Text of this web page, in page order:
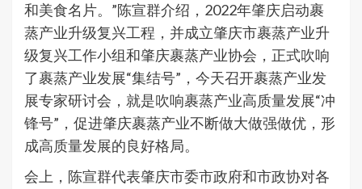
和美食名片。”陈宣群介绍，2022年肇庆启动裹
蒸产业升级复兴工程，并成立肇庆市裹蒸产业升
级复兴工作小组和肇庆裹蒸产业协会，正式吹响
了裹蒸产业发展“集结号”，今天召开裹蒸产业发
展专家研讨会，就是吹响裹蒸产业高质量发展“冲
锋号”，促进肇庆裹蒸产业不断做大做强做优，形
成高质量发展的良好格局。
会上，陈宣群代表肇庆市委市政府和市政协对各